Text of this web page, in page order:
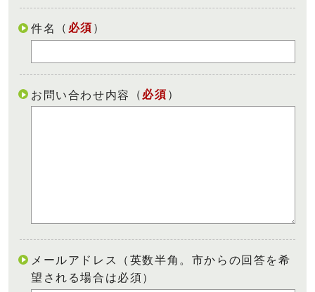
件名 （ 必須 ）
お問い合わせ内容 （ 必須 ）
メールアドレス（英数半角。市からの回答を希
望される場合は必須）